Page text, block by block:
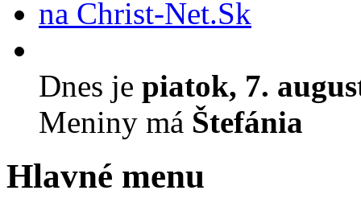
Dnes je piatok, 7.
Meniny má Štefánia
Hlavné menu